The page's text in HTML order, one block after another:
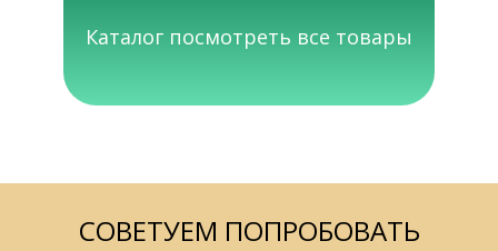
Каталог посмотреть все товары
СОВЕТУЕМ ПОПРОБОВАТЬ